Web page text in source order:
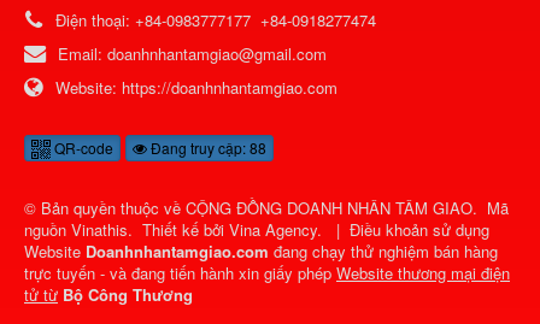
Điện thoại: +84-0983777177 +84-0918277474
Email: doanhnhantamgiao@gmail.com
Website: https://doanhnhantamgiao.com
QR-code Đang truy cập: 88
© Bản quyền thuộc về CỘNG ĐỒNG DOANH NHÂN TÂM GIAO. Mã
nguồn Vinathis. Thiết kế bởi Vina Agency. | Điều khoản sử dụng
Website Doanhnhantamgiao.com đang chạy thử nghiệm bán hàng
trực tuyến - và đang tiến hành xin giấy phép Website thương mại điện
tử từ Bộ Công Thương